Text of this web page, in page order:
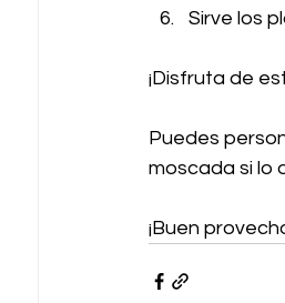
Sirve los
¡Disfruta de
Puedes
moscada si lo
¡Buen